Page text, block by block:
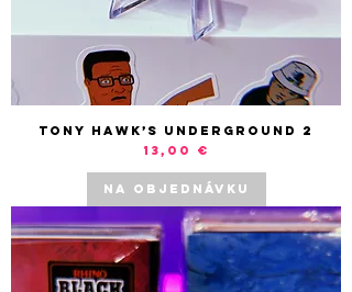
Tony Hawk’s Underground 2
Cena
13,00 €
NA OBJEDNÁVKU